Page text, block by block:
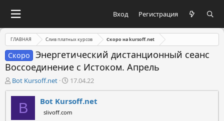
Вход Регистрация
ГЛАВНАЯ Слив платных курсов Скоро на kursoff.net
Скоро
Энергетический дистанционный сеанс
Воссоединение с Истоком. Апрель
А
в
т
Bot Kursoff.net
Д
а
т
а
н
17.04.22
B Bot Kursoff.net
slivoff.com